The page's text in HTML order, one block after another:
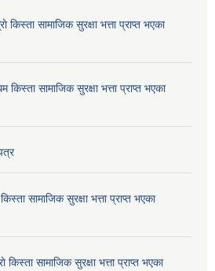
सामाजिक सुरक्षा भत्ता प्राप्त भएका
सामाजिक सुरक्षा भत्ता प्राप्त भएका
सामाजिक सुरक्षा भत्ता प्राप्त भएका
सामाजिक सुरक्षा भत्ता प्राप्त भएका